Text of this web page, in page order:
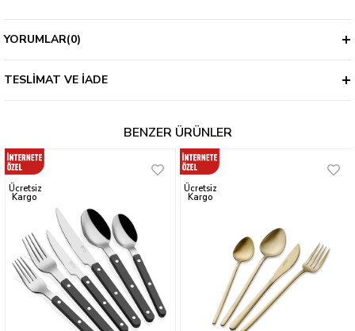
YORUMLAR(0)
TESLIMAT VE İADE
BENZER ÜRÜNLER
Ücretsiz
Kargo
Ücretsiz
Kargo